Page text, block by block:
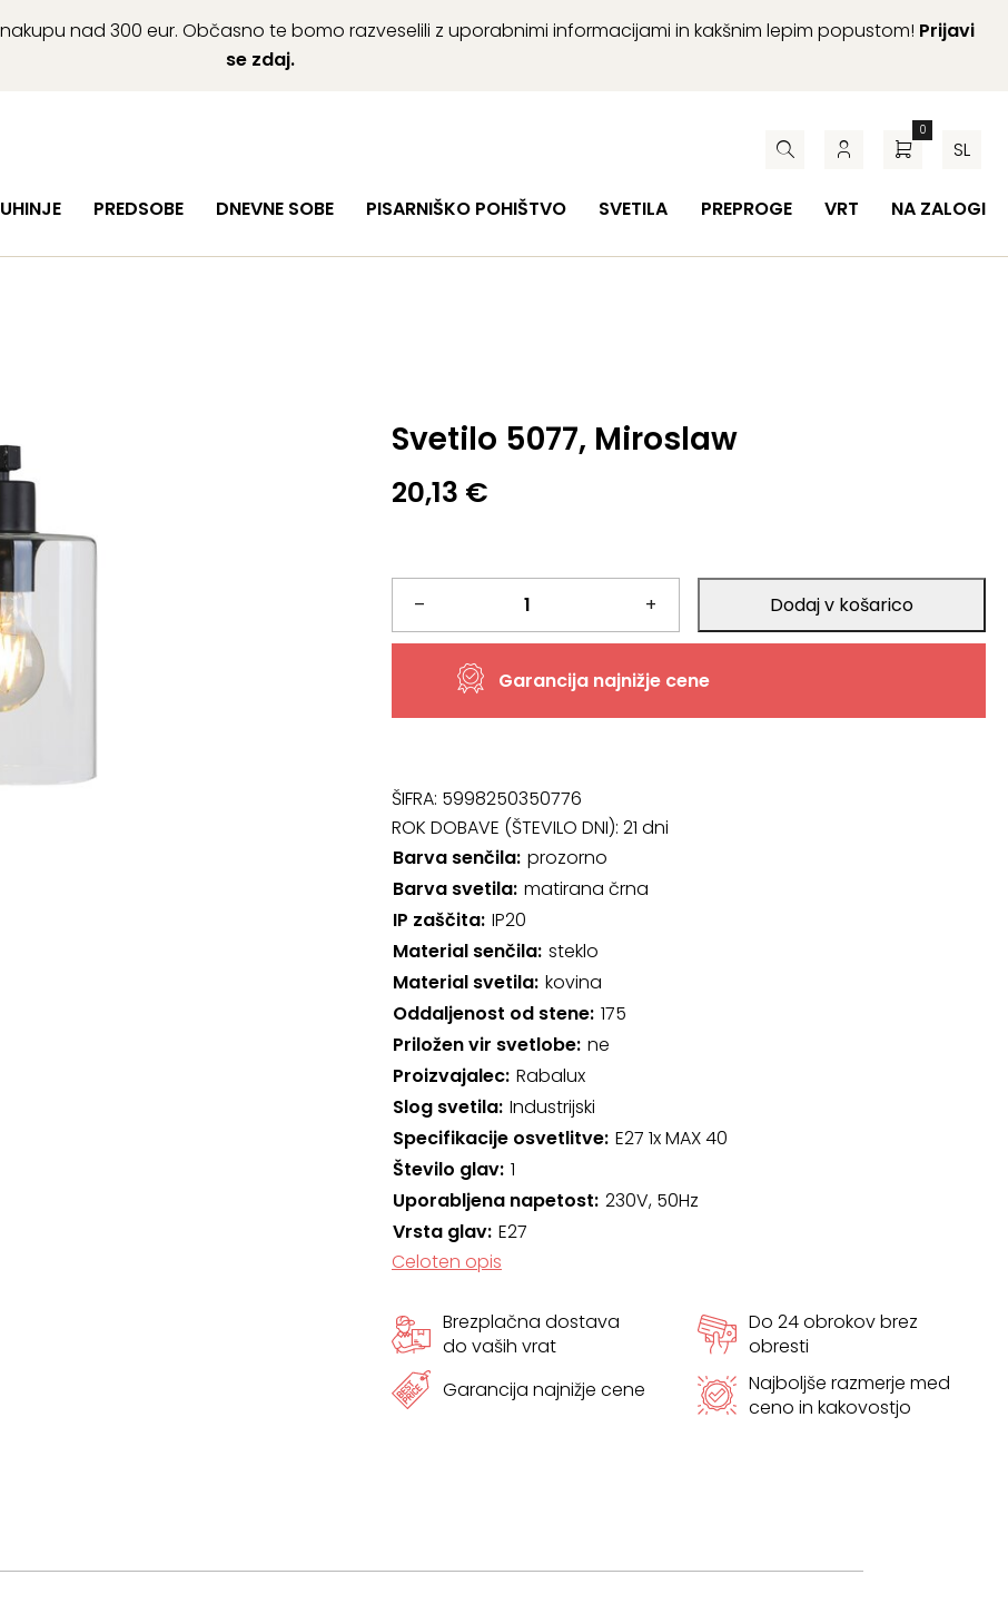
nad 300 eur. Občasno te bomo razveselili z uporabnimi informacijami in kakšnim lepim popustom! Prijavi
se zdaj.
0
SL
PREDSOBE DNEVNE SOBE PISARNIŠKO POHIŠTVO SVETILA PREPROGE VRT NA ZALOGI
Svetilo 5077, Miroslaw
20,13 €
–
Svetilo
5077,
Miroslaw
+ Dodaj v košarico
Garancija najnižje cene
ŠIFRA: 5998250350776
ROK DOBAVE (ŠTEVILO DNI): 21 dni
Barva senčila prozorno
Barva svetila matirana črna
IP zaščita IP20
Material senčila steklo
Material svetila kovina
Oddaljenost od stene 175
Priložen vir svetlobe ne
Proizvajalec Rabalux
Slog svetila Industrijski
Specifikacije osvetlitve E27 1x MAX 40
Število glav 1
Uporabljena napetost 230V, 50Hz
Vrsta glav E27
Celoten opis
Brezplačna dostava
do vaših vrat
Do 24 obrokov brez
obresti
Garancija najnižje cene
Najboljše razmerje med
ceno in kakovostjo